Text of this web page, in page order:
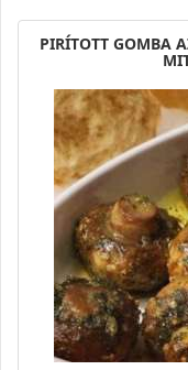
PIRÍTOTT GOMBA